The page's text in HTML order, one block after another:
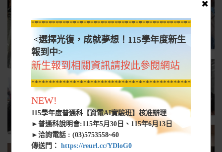
*****************************************************
<選擇光復，成就夢想！115學年度新生
報到中>
新生報到相關資訊請按此參閱網站
*****************************************************
NEW!
115學年度普通科【資電AI實驗班】核准辦理
►普通科說明會:115年5月30日、115年6月13日
►洽詢電話 : (03)5753558~60
傳送門： https://reurl.cc/YDloG0